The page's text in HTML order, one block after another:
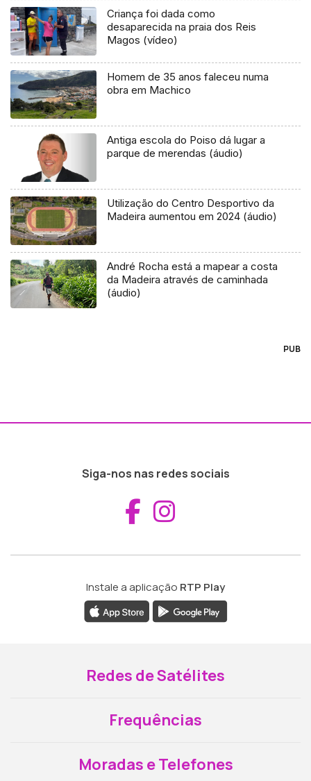
Criança foi dada como
desaparecida na praia dos Reis
Magos (vídeo)
Homem de 35 anos faleceu numa
obra em Machico
Antiga escola do Poiso dá lugar a
parque de merendas (áudio)
Utilização do Centro Desportivo da
Madeira aumentou em 2024 (áudio)
André Rocha está a mapear a costa
da Madeira através de caminhada
(áudio)
PUB
Siga-nos nas redes sociais
Aceder ao
Instale a aplicação RTP Play
Redes de Satélites
Frequências
Moradas e Telefones